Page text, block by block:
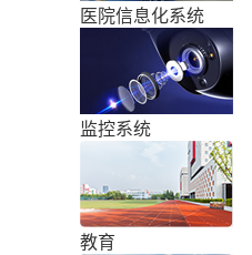
医院信息化系统
监控系统
教育